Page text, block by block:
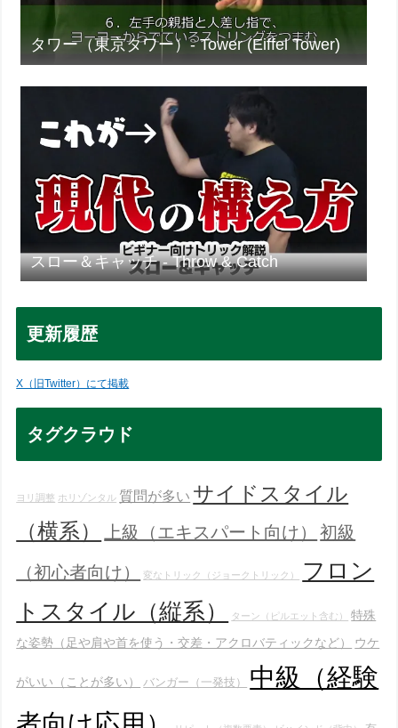
タワー（東京タワー）- Tower (Eiffel Tower)
スロー＆キャッチ - Throw & Catch
更新履歴
X（旧Twitter）にて掲載
タグクラウド
ヨリ調整 ホリゾンタル 質問が多い サイドスタイル
（横系）
上級（エキスパート向け） 初級
（初心者向け） 変なトリック（ジョークトリック）
フロン
トスタイル（縦系）
ターン（ピルエット含む）
特殊
な姿勢（足や肩や首を使う・交差・アクロバティックなど）
ウケ
がいい（ことが多い） バンガー（一発技）
中級（経験